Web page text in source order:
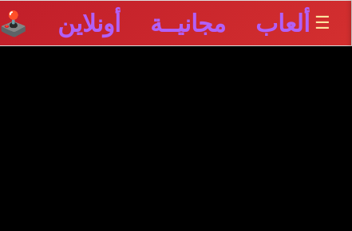
☰ ألعاب مجانيــة أونلاين 🕹️